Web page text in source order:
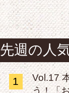
先週の人
1
Vol.17
う！「